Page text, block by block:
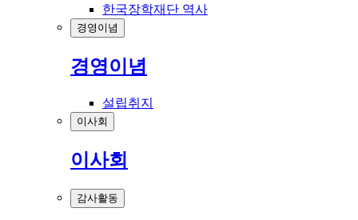
한국장학재단 역사
경영이념
경영이념
설립취지
이사회
이사회
감사활동